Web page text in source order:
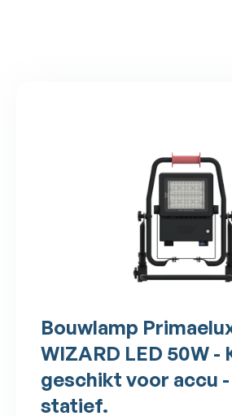
Bouwlamp
WIZARD LED 50W -
geschikt voor accu
statief.